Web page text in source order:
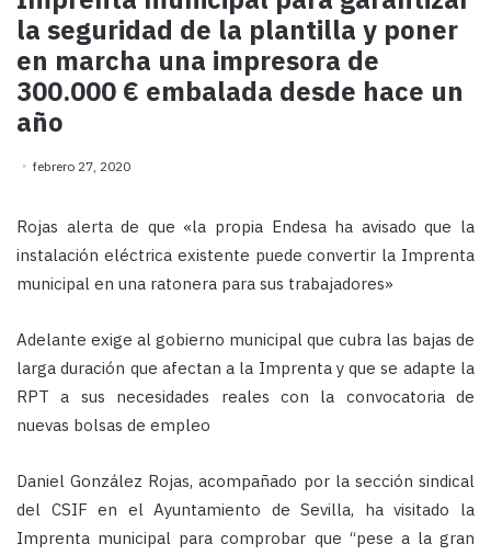
la seguridad de la plantilla y poner
en marcha una impresora de
300.000 € embalada desde hace un
año
febrero 27, 2020
Rojas alerta de que «la propia Endesa ha avisado que la
instalación eléctrica existente puede convertir la Imprenta
municipal en una ratonera para sus trabajadores»
Adelante exige al gobierno municipal que cubra las bajas de
larga duración que afectan a la Imprenta y que se adapte la
RPT a sus necesidades reales con la convocatoria de
nuevas bolsas de empleo
Daniel González Rojas, acompañado por la sección sindical
del CSIF en el Ayuntamiento de Sevilla, ha visitado la
Imprenta municipal para comprobar que “pese a la gran